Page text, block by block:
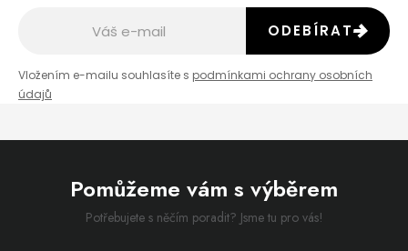
Vložením e-mailu souhlasíte s podmínkami ochrany osobních
údajů
ODEBÍRAT
Pomůžeme vám s výběrem
Potřebujete s něčím poradit? Jsme tu pro vás!